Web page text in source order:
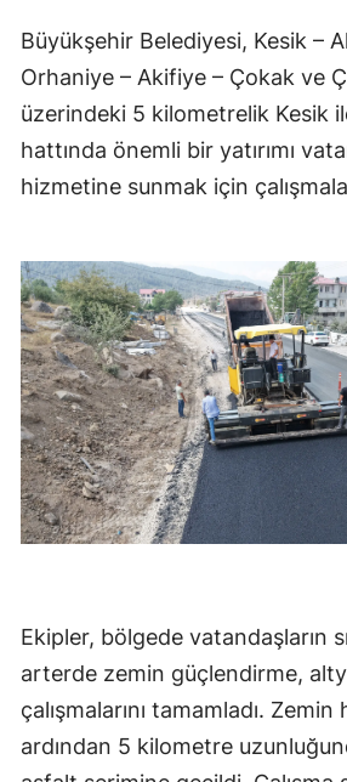
Büyükşehir Belediyesi, Kesik –
Orhaniye – Akifiye – Çokak ve
üzerindeki 5 kilometrelik Kesik
hattında önemli bir yatırımı
hizmetine sunmak için
Ekipler, bölgede vatandaşların
arterde zemin güçlendirme,
çalışmalarını tamamladı. Zemin
ardından 5 kilometre